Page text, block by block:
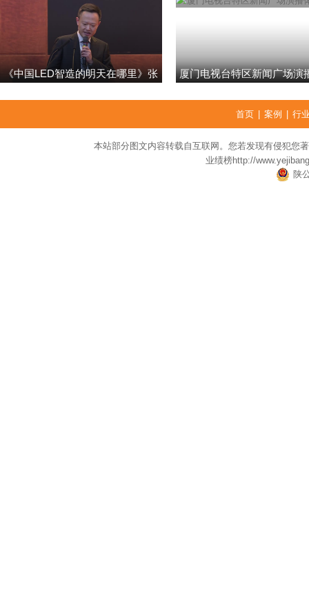
《中国LED智造的明天在哪里》张
厦门电视台特区新闻广场演
首页 案例 行
本站部分图文内容转载自互联网。您若发现有侵犯您
业绩榜http://
陕